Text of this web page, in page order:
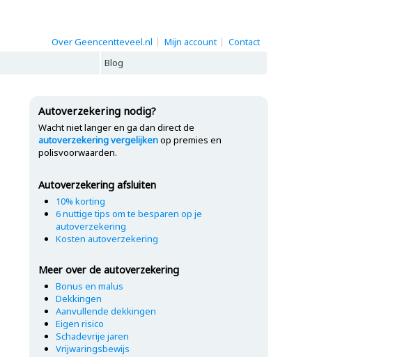
Over Geencentteveel.nl Mijn account
Contact
Blog
Autoverzekering nodig?
Wacht niet langer en ga dan direct de
autoverzekering vergelijkenop premies en
polisvoorwaarden.
Autoverzekering afsluiten
10% korting
6 nuttige tips om te besparen op je
autoverzekering
Kosten autoverzekering
Meer over de autoverzekering
Bonus en malus
Dekkingen
Aanvullende dekkingen
Eigen risico
Schadevrije jaren
Vrijwaringsbewijs